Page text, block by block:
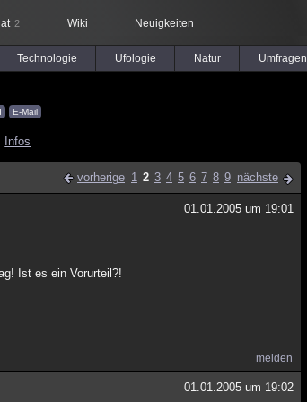
2 Wiki Neuigkeiten
Technologie Ufologie Natur Umfragen
E-Mail
Infos
vorherige 1 2 3 4 5 6 7 8 9 nächste
01.01.2005 um 19:01
Ist es ein Vorurteil?!
melden
01.01.2005 um 19:02